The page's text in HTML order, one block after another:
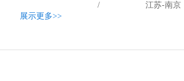
展示更多>>
/ 江苏-南京